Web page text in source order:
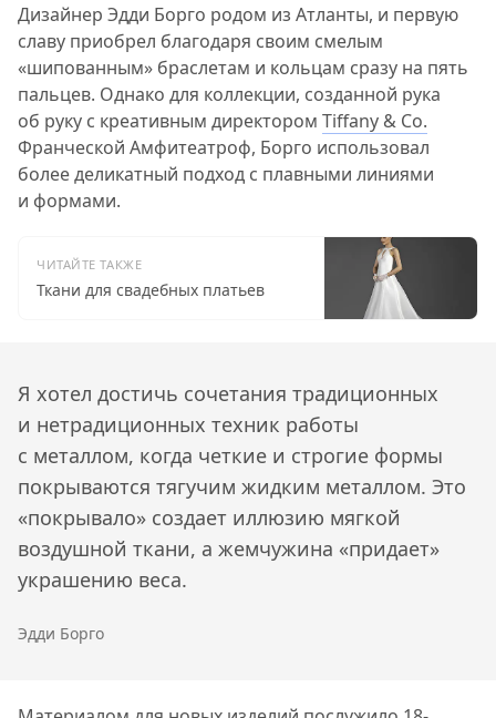
Дизайнер Эдди Борго родом из Атланты, и первую
славу приобрел благодаря своим смелым
«шипованным» браслетам и кольцам сразу на пять
пальцев. Однако для коллекции, созданной рука
об руку с креативным директором Tiffany & Co.
Франческой Амфитеатроф, Борго использовал
более деликатный подход с плавными линиями
и формами.
ЧИТАЙТЕ ТАКЖЕ
Ткани для свадебных платьев
Я хотел достичь сочетания традиционных
и нетрадиционных техник работы
с металлом, когда четкие и строгие формы
покрываются тягучим жидким металлом. Это
«покрывало» создает иллюзию мягкой
воздушной ткани, а жемчужина «придает»
украшению веса.
Эдди Борго